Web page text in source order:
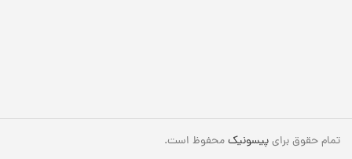
تمام حقوق برایپیسونیکمحفوظ است.